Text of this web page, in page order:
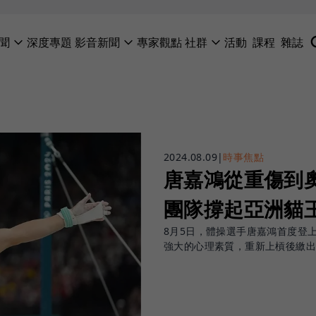
深度專題 影音新聞 專家觀點社群 活動 課程 雜誌
2024.08.09 | 時事焦點
唐嘉鴻從重傷到
團隊撐起亞洲貓
8月5日，體操選手唐嘉鴻首度登
強大的心理素質，重新上槓後繳